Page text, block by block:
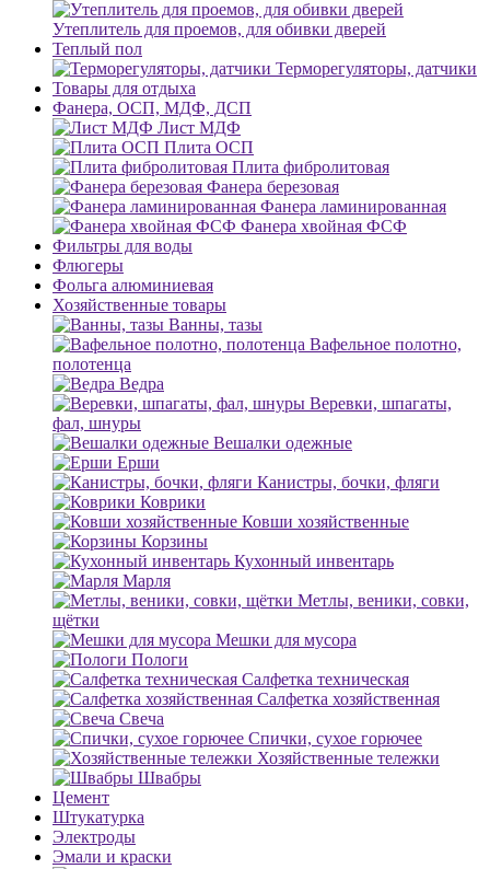
Утеплитель для проемов, для обивки дверей
Теплый пол
Терморегуляторы, датчики
Товары для отдыха
Фанера, ОСП, МДФ, ДСП
Лист МДФ
Плита ОСП
Плита фибролитовая
Фанера березовая
Фанера ламинированная
Фанера хвойная ФСФ
Фильтры для воды
Флюгеры
Фольга алюминиевая
Хозяйственные товары
Ванны, тазы
Вафельное полотно,
полотенца
Ведра
Веревки, шпагаты,
фал, шнуры
Вешалки одежные
Ерши
Канистры, бочки, фляги
Коврики
Ковши хозяйственные
Корзины
Кухонный инвентарь
Марля
Метлы, веники, совки,
щётки
Мешки для мусора
Пологи
Салфетка техническая
Салфетка хозяйственная
Свеча
Спички, сухое горючее
Хозяйственные тележки
Швабры
Цемент
Штукатурка
Электроды
Эмали и краски